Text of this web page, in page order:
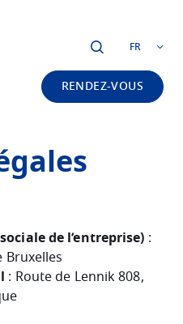
FR
RENDEZ-VOUS
de l’entreprise) :
Bruxelles
: Route de Lennik 808,